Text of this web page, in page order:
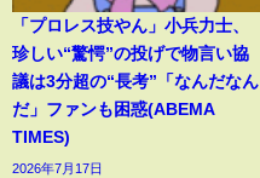
「プロレス技やん」小兵力士、
珍しい“驚愕”の投げで物言い協
議は3分超の“長考”「なんだなん
だ」ファンも困惑(ABEMA
TIMES)
2026年7月17日